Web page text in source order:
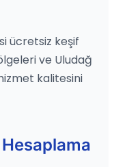
ücretsiz keşif
ve Uludağ
kalitesini